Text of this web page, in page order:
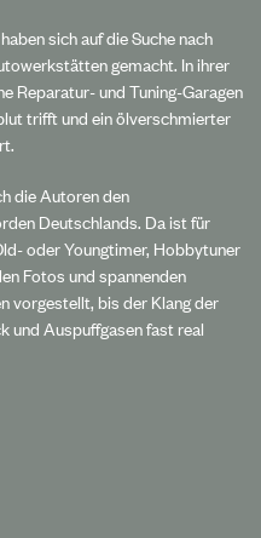
sich auf die Suche nach
gemacht. In ihrer
Reparatur- und Tuning-Garagen
trifft und ein ölverschmierter
die Autoren den
Deutschlands. Da ist für
oder Youngtimer, Hobbytuner
Fotos und spannenden
vorgestellt, bis der Klang der
und Auspuffgasen fast real